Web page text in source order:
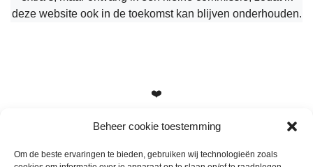
Beheer cookie toestemming
Om de beste ervaringen te bieden, gebruiken wij technologieën zoals
deze website ook in de toekomst kan blijven onderhouden.
❤️